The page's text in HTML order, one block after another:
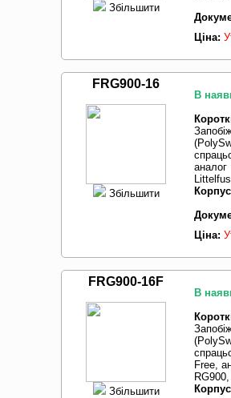
Збільшити
Ціна:
FRG900-16
Збільшити
В
Ціна:
FRG900-16F
Збільшити
В
Free,